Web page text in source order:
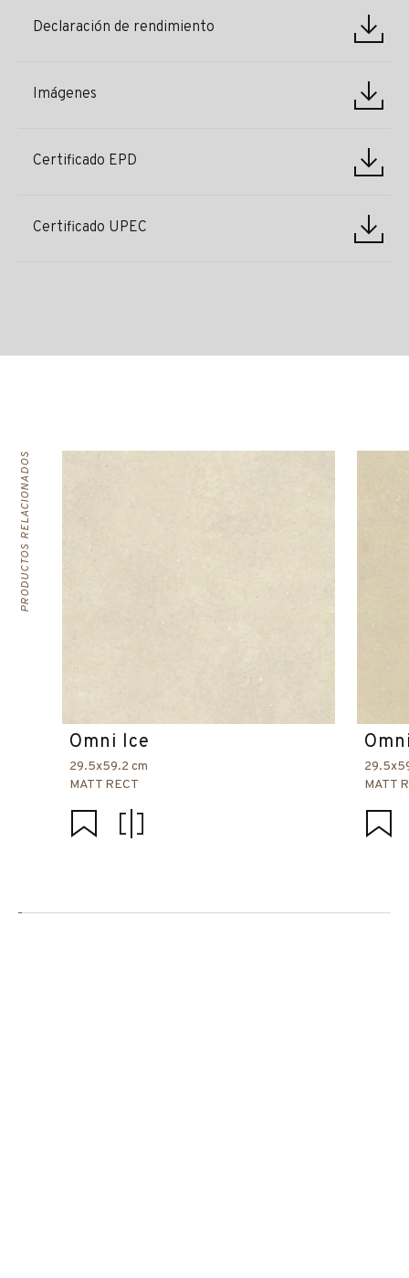
Declaración de rendimiento
Imágenes
Certificado EPD
Certificado UPEC
PRODUCTOS RELACIONADOS
Omni Ice
29.5x59.2 cm
MATT RECT
MATT